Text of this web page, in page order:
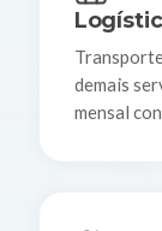
demais
mensal